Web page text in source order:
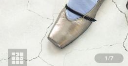
1/7